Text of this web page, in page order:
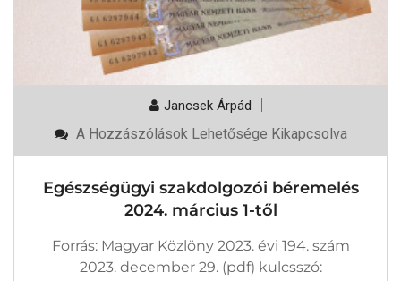
Jancsek Árpád
Egészségügyi
Március
A Hozzászólások Lehetősége Kikapcsolva
Egészségügyi szakdolgozói béremelés
2024. március 1-től
Forrás: Magyar Közlöny 2023. évi 194. szám
2023. december 29. (pdf) kulcsszó: